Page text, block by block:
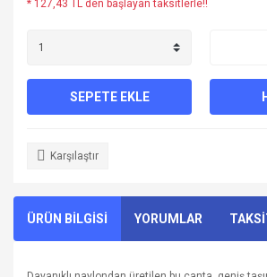
* 127,43 TL den başlayan taksitlerle!!
SEPETE EKLE
Karşılaştır
ÜRÜN BİLGİSİ YORUMLAR